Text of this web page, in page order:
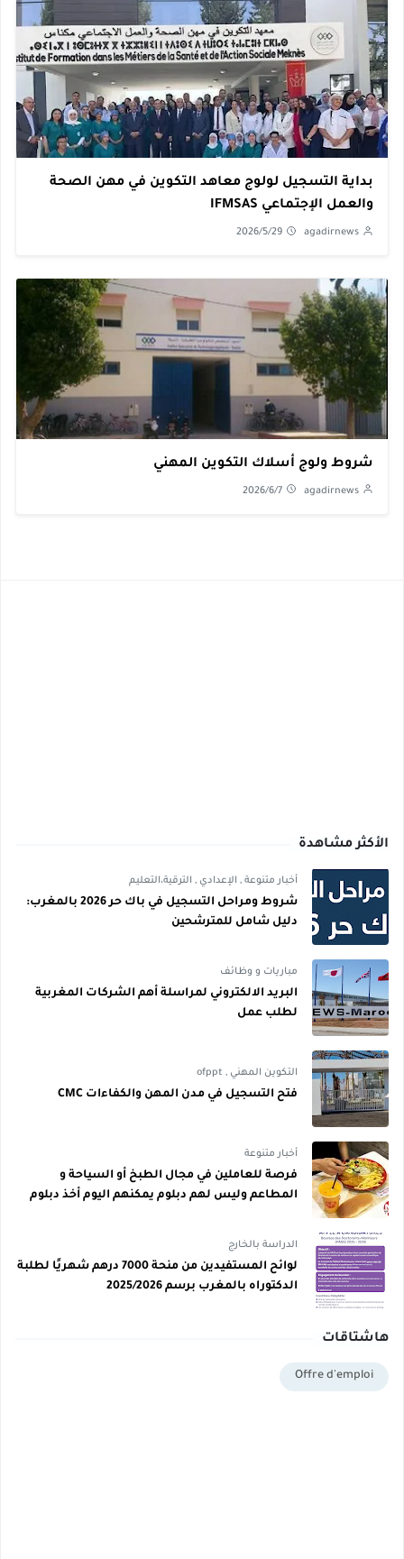
بداية التسجيل لولوج معاهد التكوين في مهن الصحة
والعمل الإجتماعي IFMSAS
agadirnews
2026/5/29
شروط ولوج أسلاك التكوين المهني
agadirnews
2026/6/7
الأكثر مشاهدة
أخبار متنوعة , الإعدادي , الترقية،التعليم
شروط ومراحل التسجيل في باك حر 2026 بالمغرب:
دليل شامل للمترشحين
مباريات و وظائف
البريد الالكتروني لمراسلة أهم الشركات المغربية
لطلب عمل
التكوين المهني ,
ofppt
فتح التسجيل في مدن المهن والكفاءات CMC
أخبار متنوعة
فرصة للعاملين في مجال الطبخ أو السياحة و
المطاعم وليس لهم دبلوم يمكنهم اليوم أخذ دبلوم
الدراسة بالخارج
لوائح المستفيدين من منحة 7000 درهم شهريًا لطلبة
الدكتوراه بالمغرب برسم 2025/2026
هاشتاقات
Offre d'emploi